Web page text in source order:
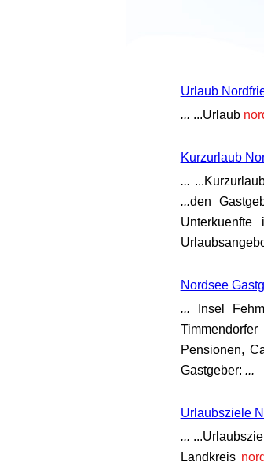
Urlaub
... ...Urlaub
Kurzurlaub
...
...den
Unterkuenfte
Nordsee
...
Insel
Pensionen,
Gastgeber: ...
Urlaubsziele
...
Landkreis